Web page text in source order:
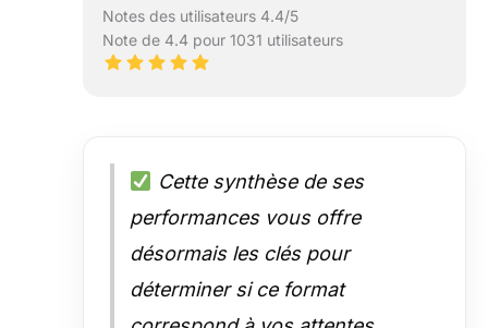
Notes des utilisateurs 4.4/5
Note de 4.4 pour 1031 utilisateurs
Cette synthèse de ses
performances vous offre
désormais les clés pour
déterminer si ce format